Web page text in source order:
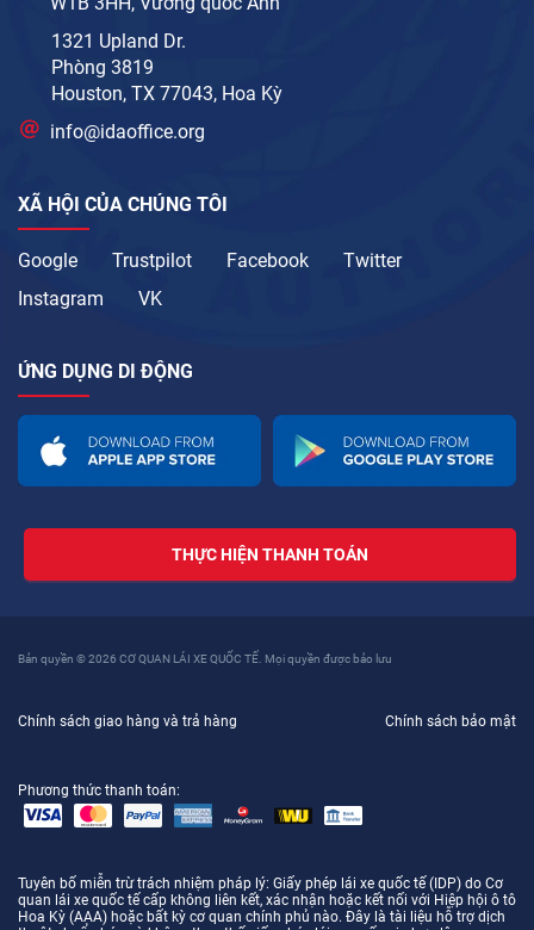
1321 Upland Dr.
Phòng 3819
Houston, TX 77043, Hoa Kỳ
info@idaoffice.org
XÃ HỘI CỦA CHÚNG TÔI
Google Trustpilot Facebook
Twitter
Instagram
VK
ỨNG DỤNG DI ĐỘNG
THỰC HIỆN THANH TOÁN
Bản quyền © 2026 CƠ QUAN LÁI XE QUỐC TẾ. Mọi quyền được bảo lưu
Chính sách giao hàng và trả hàng Chính sách bảo mật
Phương thức thanh toán:
Tuyên bố miễn trừ trách nhiệm pháp lý: Giấy phép lái xe quốc tế (IDP) do Cơ
quan lái xe quốc tế cấp không liên kết, xác nhận hoặc kết nối với Hiệp hội ô tô
Hoa Kỳ (AAA) hoặc bất kỳ cơ quan chính phủ nào. Đây là tài liệu hỗ trợ dịch